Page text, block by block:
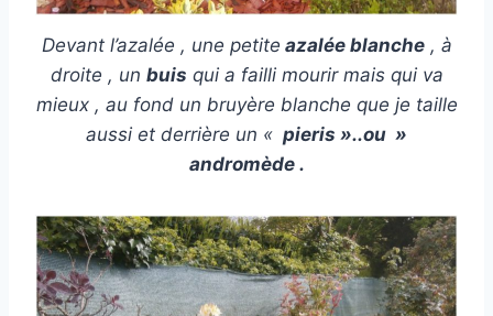
Devant l’azalée , une petite azalée blanche, à
droite , un buis qui a failli mourir mais qui va
mieux , au fond un bruyère blanche que je taille
aussi et derrière un « pieris »..ou »
andromède .